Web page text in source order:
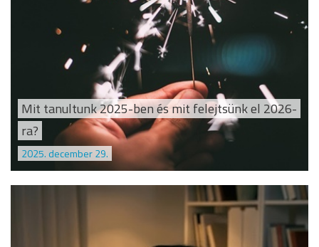
Mit tanultunk 2025-ben és mit felejtsünk el 2026-
ra?
2025. december 29.